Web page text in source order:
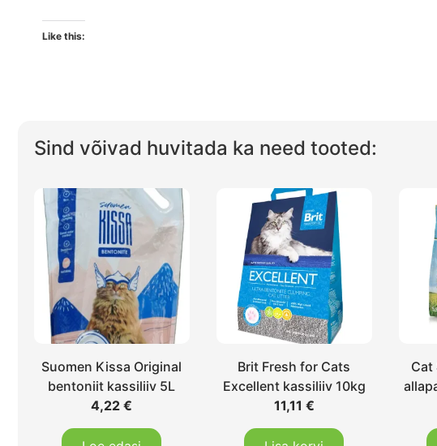
Like this:
Sind võivad huvitada ka need tooted:
Suomen Kissa Original
bentoniit kassiliiv 5L
4,22€
Brit Fresh for Cats
Excellent kassiliiv 10kg
11,11 €
Cat